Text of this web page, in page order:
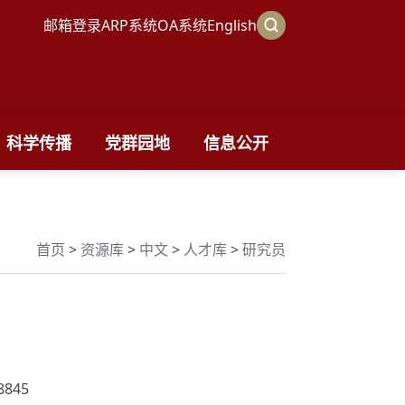
邮箱登录ARP系统OA系统English
科学传播 党群园地 信息公开
首页 > 资源库> 中文> 人才库>研究员